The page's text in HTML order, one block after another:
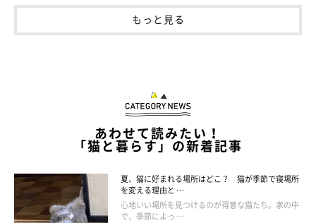
トイレに行くことを我慢してしまうようになるので、こまめに掃
また猫は警戒心の強い動物なので、排泄中に近くでじっと見た
り、近づいて声をかけたりするのもとても嫌がります。
もっと見る
あわせて読みたい！
「猫と暮らす」の新着記事
夏、猫に好まれる場所はどこ？ 猫が季節で寝場所
を変える理由と …
心地いい場所を見つけるのが得意な猫たち。家の中
で、季節によっ …